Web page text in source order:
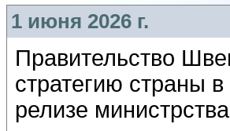
1 июня 2026 г.
Правительство
стратегию страны
релизе